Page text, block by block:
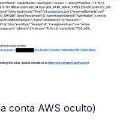
conta AWS oculto)